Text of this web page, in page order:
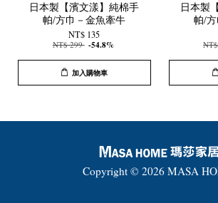
日本製【濱文漾】純棉手
帕/方巾－金魚牽牛
NT$ 135
NT$ 299 -54.8%
加入購物車
日本製
帕/
Copyright © 2026 MASA